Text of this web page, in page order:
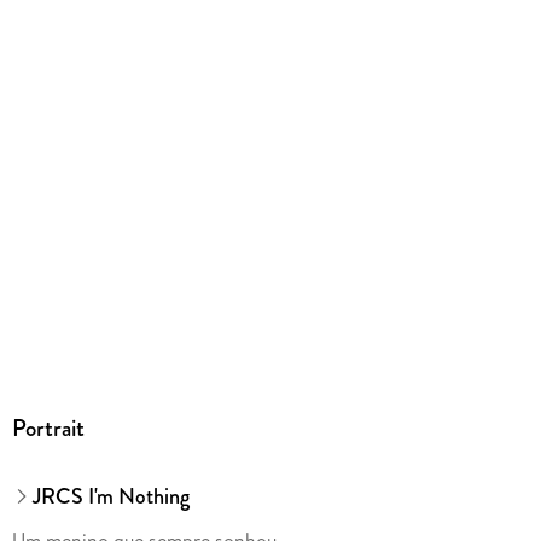
Portrait
JRCS I'm Nothing